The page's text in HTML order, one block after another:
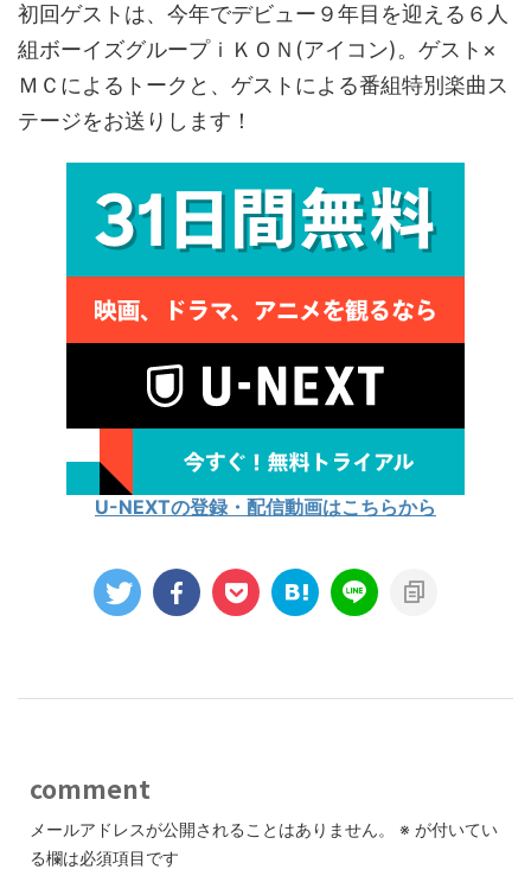
初回ゲストは、今年でデビュー９年目を迎える６人
組ボーイズグループｉＫＯＮ(アイコン)。ゲスト×
ＭＣによるトークと、ゲストによる番組特別楽曲ス
テージをお送りします！
U-NEXTの登録・配信動画はこちらから
comment
メールアドレスが公開されることはありません。 ※ が付いてい
る欄は必須項目です